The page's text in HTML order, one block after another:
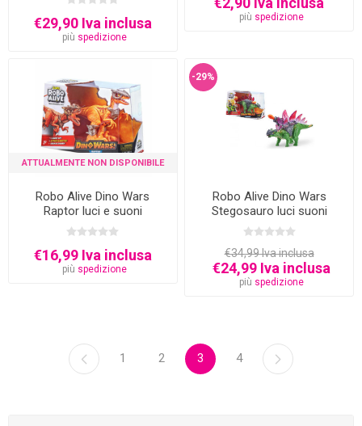
€29,90 Iva inclusa
più spedizione
più spedizione
ATTUALMENTE NON DISPONIBILE
Robo Alive Dino Wars
Raptor luci e suoni
€16,99 Iva inclusa
più spedizione
-29%
Robo Alive Dino Wars
Stegosauro luci suoni
€34,99 Iva inclusa
€24,99 Iva inclusa
più spedizione
1 2 3 4